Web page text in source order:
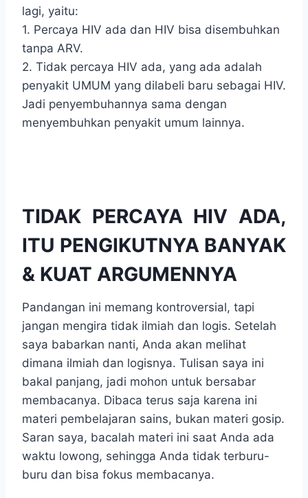
lagi, yaitu:
1. Percaya HIV ada dan HIV bisa disembuhkan
tanpa ARV.
2. Tidak percaya HIV ada, yang ada adalah
penyakit UMUM yang dilabeli baru sebagai HIV.
Jadi penyembuhannya sama dengan
menyembuhkan penyakit umum lainnya.
TIDAK PERCAYA HIV ADA,
ITU PENGIKUTNYA BANYAK
& KUAT ARGUMENNYA
Pandangan ini memang kontroversial, tapi
jangan mengira tidak ilmiah dan logis. Setelah
saya babarkan nanti, Anda akan melihat
dimana ilmiah dan logisnya. Tulisan saya ini
bakal panjang, jadi mohon untuk bersabar
membacanya. Dibaca terus saja karena ini
materi pembelajaran sains, bukan materi gosip.
Saran saya, bacalah materi ini saat Anda ada
waktu lowong, sehingga Anda tidak terburu-
buru dan bisa fokus membacanya.